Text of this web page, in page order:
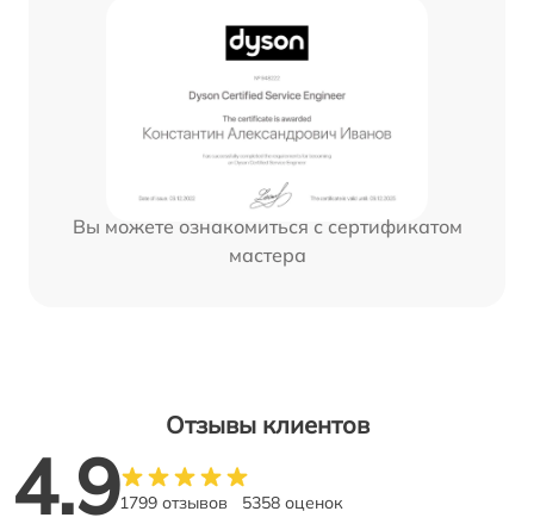
Вы можете ознакомиться с сертификатом
мастера
Отзывы клиентов
4.91799 отзывов 5358 оценок